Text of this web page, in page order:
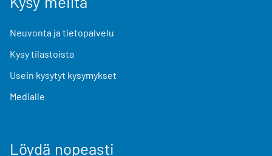
Neuvonta ja tietopalvelu
Kysy tilastoista
Usein kysytyt kysymykset
Medialle
Löydä nopeasti